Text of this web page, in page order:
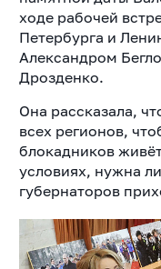
ходе рабочей
Петербурга и
Александром
Дрозденко.
Она рассказала,
всех регионов,
блокадников
условиях, нужна
губернаторов